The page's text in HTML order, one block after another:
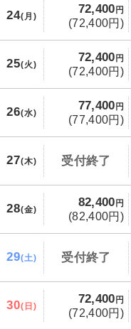
24(月)
72,400 円
(72,400円)
25(火)
72,400 円
(72,400円)
26(水)
77,400 円
(77,400円)
27(木) 受付終了
28(金)
82,400 円
(82,400円)
29(土) 受付終了
30(日)
72,400 円
(72,400円)